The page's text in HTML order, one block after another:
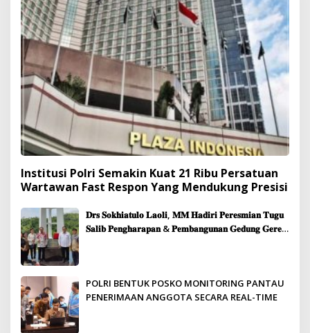
Institusi Polri Semakin Kuat 21 Ribu Persatuan
Wartawan Fast Respon Yang Mendukung Presisi
𝐃𝐫𝐬 𝐒𝐨𝐤𝐡𝐢𝐚𝐭𝐮𝐥𝐨 𝐋𝐚𝐨𝐥𝐢, 𝐌𝐌 𝐇𝐚𝐝𝐢𝐫𝐢 𝐏𝐞𝐫𝐞𝐬𝐦𝐢𝐚𝐧 𝐓𝐮𝐠𝐮
𝐒𝐚𝐥𝐢𝐛 𝐏𝐞𝐧𝐠𝐡𝐚𝐫𝐚𝐩𝐚𝐧 & 𝐏𝐞𝐦𝐛𝐚𝐧𝐠𝐮𝐧𝐚𝐧 𝐆𝐞𝐝𝐮𝐧𝐠 𝐆𝐞𝐫𝐞𝐣𝐚
POLRI BENTUK POSKO MONITORING PANTAU
PENERIMAAN ANGGOTA SECARA REAL-TIME